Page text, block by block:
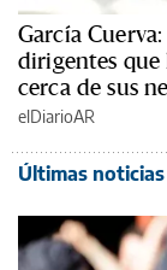
García
dirigentes que
cerca de sus
elDiarioAR
Últimas noticias